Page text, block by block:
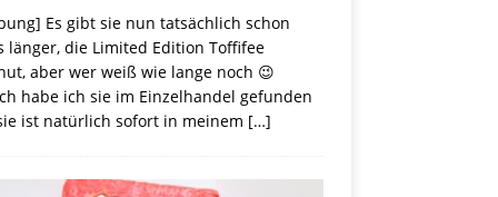
Es gibt sie nun tatsächlich schon
länger, die Limited Edition Toffifee
aber wer weiß wie lange noch 😉
habe ich sie im Einzelhandel gefunden
ist natürlich sofort in meinem […]